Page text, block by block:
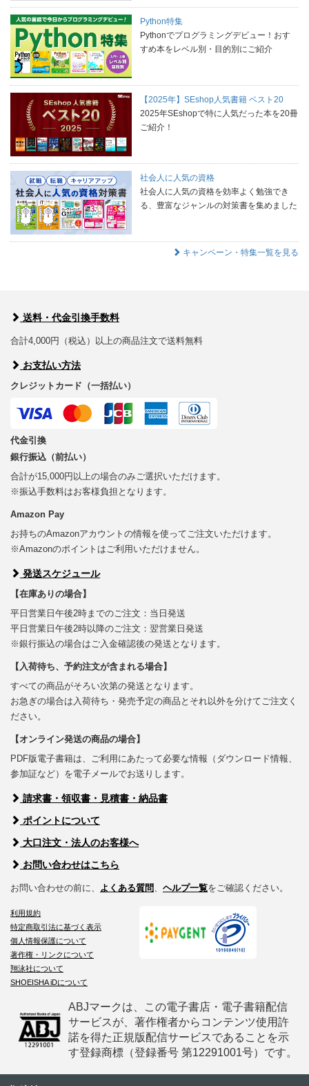
Python特集
Pythonでプログラミングデビュー！おす
すめ本をレベル別・目的別にご紹介
【2025年】SEshop人気書籍 ベスト20
2025年SEshopで特に人気だった本を20冊
ご紹介！
社会人に人気の資格
社会人に人気の資格を効率よく勉強でき
る、豊富なジャンルの対策書を集めました
キャンペーン・特集一覧を見る
送料・代金引換手数料
合計4,000円（税込）以上の商品注文で送料無料
お支払い方法
クレジットカード（一括払い）
代金引換
銀行振込（前払い）
合計が15,000円以上の場合のみご選択いただけます。
※振込手数料はお客様負担となります。
Amazon Pay
お持ちのAmazonアカウントの情報を使ってご注文いただけます。
※Amazonのポイントはご利用いただけません。
発送スケジュール
【在庫ありの場合】
平日営業日午後2時までのご注文：当日発送
平日営業日午後2時以降のご注文：翌営業日発送
※銀行振込の場合はご入金確認後の発送となります。
【入荷待ち、予約注文が含まれる場合】
すべての商品がそろい次第の発送となります。
お急ぎの場合は入荷待ち・発売予定の商品とそれ以外を分けてご注文く
ださい。
【オンライン発送の商品の場合】
PDF版電子書籍は、ご利用にあたって必要な情報（ダウンロード情報、
参加証など）を電子メールでお送りします。
請求書・領収書・見積書・納品書
ポイントについて
大口注文・法人のお客様へ
お問い合わせはこちら
お問い合わせの前に、 よくある質問、 ヘルプ一覧をご確認ください。
利用規約
特定商取引法に基づく表示
個人情報保護について
著作権・リンクについて
翔泳社について
SHOEISHA iDについて
ABJマークは、この電子書店・電子書籍配信
サービスが、著作権者からコンテンツ使用許
諾を得た正規版配信サービスであることを示
す登録商標（登録番号 第12291001号）です。